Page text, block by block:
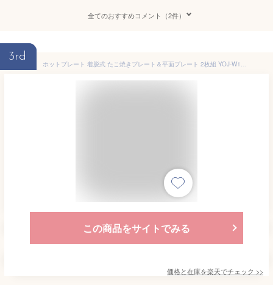
全てのおすすめコメント（2件）
3rd
ホットプレート 着脱式 たこ焼きプレート＆平面プレート 2枚組 YOJ-W160(H) たこ焼き器 たこ焼き機 着脱式ホットプレート 16穴 スリム コンパクト 一人暮らし 新生活 軽量 シンプル おしゃれ 山善 YAMAZEN 【送料無料】
この商品をサイトでみる
価格と在庫を楽天でチェック >>